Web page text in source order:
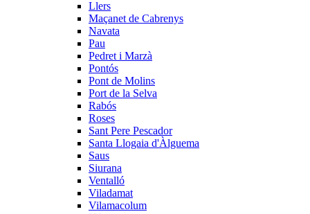
Llers
Maçanet de Cabrenys
Navata
Pau
Pedret i Marzà
Pontós
Pont de Molins
Port de la Selva
Rabós
Roses
Sant Pere Pescador
Santa Llogaia d'Àlguema
Saus
Siurana
Ventalló
Viladamat
Vilamacolum